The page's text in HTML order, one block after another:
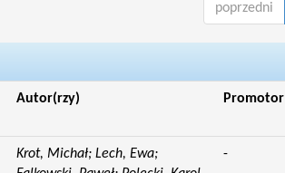
poprzedni
Autor(rzy) Promotor
Krot, Michał; Lech, Ewa;
-